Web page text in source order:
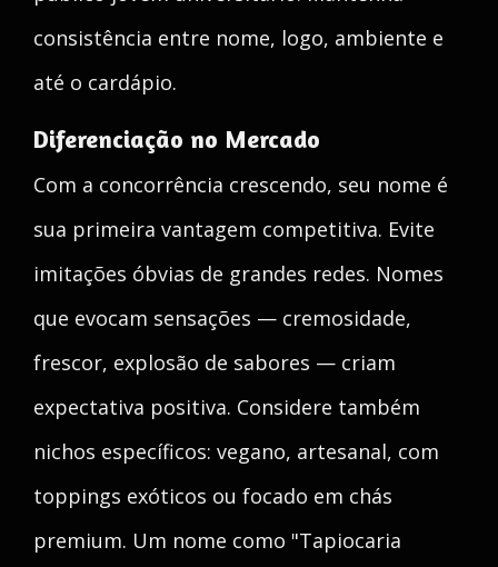
consistência entre nome, logo, ambiente e
até o cardápio.
Diferenciação no Mercado
Com a concorrência crescendo, seu nome é
sua primeira vantagem competitiva. Evite
imitações óbvias de grandes redes. Nomes
que evocam sensações — cremosidade,
frescor, explosão de sabores — criam
expectativa positiva. Considere também
nichos específicos: vegano, artesanal, com
toppings exóticos ou focado em chás
premium. Um nome como "Tapiocaria